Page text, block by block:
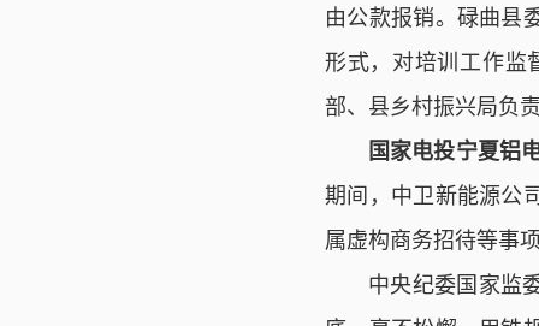
由公款报销。碌曲县
形式，对培训工作监
部、县乡村振兴局负
国家电投宁夏铝
期间，中卫新能源公
属虚构商务招待等事
中央纪委国家监